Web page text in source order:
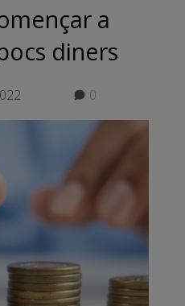
a
diners
0